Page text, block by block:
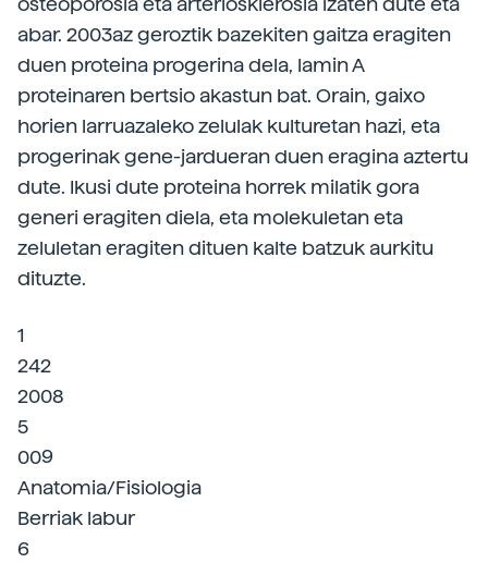
abar. 2003az geroztik bazekiten gaitza eragiten
duen proteina progerina dela, lamin A
proteinaren bertsio akastun bat. Orain, gaixo
horien larruazaleko zelulak kulturetan hazi, eta
progerinak gene-jardueran duen eragina aztertu
dute. Ikusi dute proteina horrek milatik gora
generi eragiten diela, eta molekuletan eta
zeluletan eragiten dituen kalte batzuk aurkitu
dituzte.
1
242
2008
5
009
Anatomia/Fisiologia
Berriak labur
6